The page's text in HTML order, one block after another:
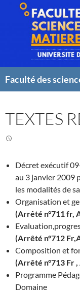
Faculté des
TEXTES
Décret exécutif
au 3 janvier 2009
les modalités de
Organisation et
(Arrêté n°711 fr,
(Arrêté n°712
Composition et
(Arrêté n°713 Fr
Programme
Domaine